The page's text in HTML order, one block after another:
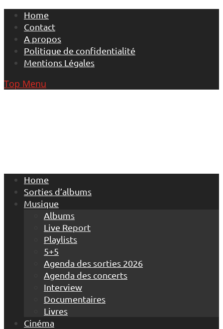
Skip
content
Home
Contact
A propos
Politique de confidentialité
Mentions Légales
Top Menu
Home
Sorties d’albums
Musique
Albums
Live Report
Playlists
5+5
Agenda des sorties 2026
Agenda des concerts
Interview
Documentaires
Livres
Cinéma